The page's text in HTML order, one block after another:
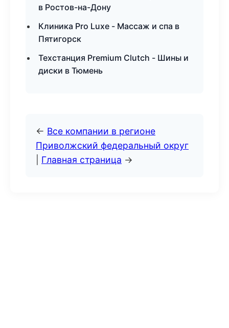
в Ростов-на-Дону
Клиника Pro Luxe - Массаж и спа в
Пятигорск
Техстанция Premium Clutch - Шины и
диски в Тюмень
← Все компании в регионе
Приволжский федеральный округ
Главная страница →